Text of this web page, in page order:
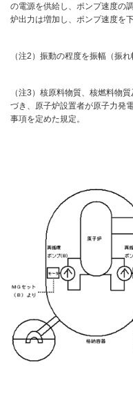
の電源を供給し、ポンプ速度の
炉出力は増加し、ポンプ速度を
（注2）振動の程度を振幅（振
（注3）核原料物質、核燃料物
づき、原子炉設置者が原子力発
事項を定めた規定。